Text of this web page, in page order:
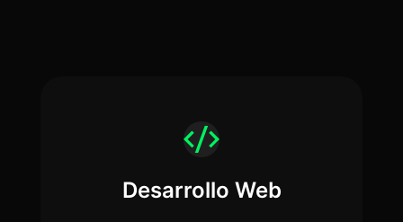
Desarrollo Web